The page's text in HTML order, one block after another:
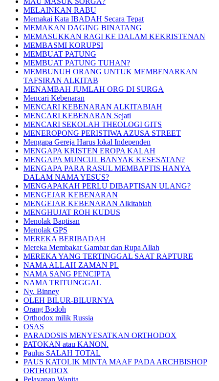
MELAINKAN RABU
Memakai Kata IBADAH Secara Tepat
MEMAKAN DAGING BINATANG
MEMASUKKAN RAGI KE DALAM KEKRISTENAN
MEMBASMI KORUPSI
MEMBUAT PATUNG
MEMBUAT PATUNG TUHAN?
MEMBUNUH ORANG UNTUK MEMBENARKAN
TAFSIRAN ALKITAB
MENAMBAH JUMLAH ORG DI SURGA
Mencari Kebenaran
MENCARI KEBENARAN ALKITABIAH
MENCARI KEBENARAN Sejati
MENCARI SEKOLAH THEOLOGI GITS
MENEROPONG PERISTIWA AZUSA STREET
Mengapa Gereja Harus lokal Independen
MENGAPA KRISTEN EROPA KALAH
MENGAPA MUNCUL BANYAK KESESATAN?
MENGAPA PARA RASUL MEMBAPTIS HANYA
DALAM NAMA YESUS?
MENGAPAKAH PERLU DIBAPTISAN ULANG?
MENGEJAR KEBENARAN
MENGEJAR KEBENARAN Alkitabiah
MENGHUJAT ROH KUDUS
Menolak Baptisan
Menolak GPS
MEREKA BERIBADAH
Mereka Membakar Gambar dan Rupa Allah
MEREKA YANG TERTINGGAL SAAT RAPTURE
NAMA ALLAH ZAMAN PL
NAMA SANG PENCIPTA
NAMA TRITUNGGAL
Ny. Binney
OLEH BILUR-BILURNYA
Orang Bodoh
Orthodox milik Russia
OSAS
PARADOSIS MENYESATKAN ORTHODOX
PATOKAN atau KANON.
Paulus SALAH TOTAL
PAUS KATOLIK MINTA MAAF PADA ARCHBISHOP
ORTHODOX
Pelayanan Wanita